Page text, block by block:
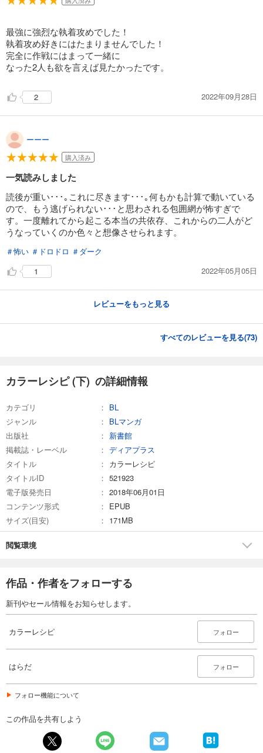
最強に強烈な執着攻めでした！
執着攻め好きにはたまりませんでした！
完全に作戦にはまって一緒に
なった2人も欲を言えば見たかったです。
2 2022年09月28日
ーーー
購入済み
一気読みしました
読後が重い･･･｡これに尽きます･･･｡何もかも計算で動いている
ので、もう逃げられない･･･と思わされる包囲網が怖すぎで
す。一度離れてから起こる本当の共依存、これからの二人がど
うなっていくのか色々と想像させられます。
＃怖い ＃ドロドロ ＃ダーク
1
2022年05月05日
レビューをもっと見る
すべてのレビューを見る(73)
カラーレシピ (下) の詳細情報
カテゴリ
BL
ジャンル
BLマンガ
出版社
新書館
掲載誌・レーベル
ディアプラス
タイトル
カラーレシピ
タイトルID
521923
電子版発売日
2018年06月01日
コンテンツ形式
EPUB
サイズ(目安)
171MB
閲覧環境
作品・作者をフォローする
新刊やセール情報をお知らせします。
カラーレシピ フォロー
はらだ フォロー
フォロー機能について
この作品を共有しよう